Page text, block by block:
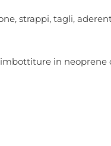
strappi, tagli,
in neoprene